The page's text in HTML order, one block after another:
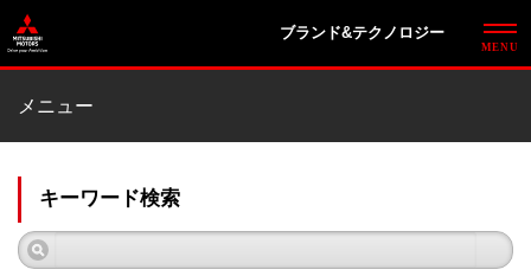
ブランド&テクノロジー
メニュー
キーワード検索